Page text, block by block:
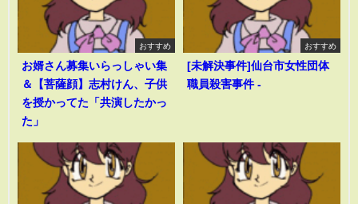
おすすめ
お婿さん募集いらっしゃい集
＆【菩薩顔】志村けん、子供
を授かってた「共演したかっ
た」
おすすめ
[未解決事件]仙台市女性団体
職員殺害事件 -